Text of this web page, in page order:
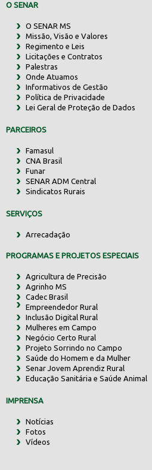
O SENAR
O SENAR MS
Missão, Visão e Valores
Regimento e Leis
Licitações e Contratos
Palestras
Onde Atuamos
Informativos de Gestão
Política de Privacidade
Lei Geral de Proteção de Dados
PARCEIROS
Famasul
CNA Brasil
Funar
SENAR ADM Central
Sindicatos Rurais
SERVIÇOS
Arrecadação
PROGRAMAS E PROJETOS ESPECIAIS
Agricultura de Precisão
Agrinho MS
Cadec Brasil
Empreendedor Rural
Inclusão Digital Rural
Mulheres em Campo
Negócio Certo Rural
Projeto Sorrindo no Campo
Saúde do Homem e da Mulher
Senar Jovem Aprendiz Rural
Educação Sanitária e Saúde Animal
IMPRENSA
Notícias
Fotos
Vídeos